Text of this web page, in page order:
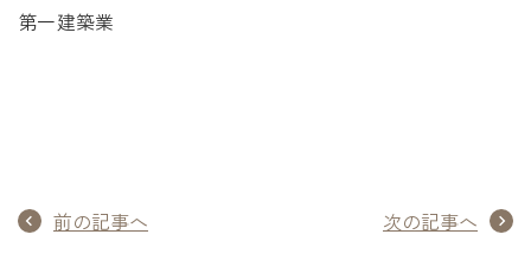
第一建築業
前の記事へ 次の記事へ